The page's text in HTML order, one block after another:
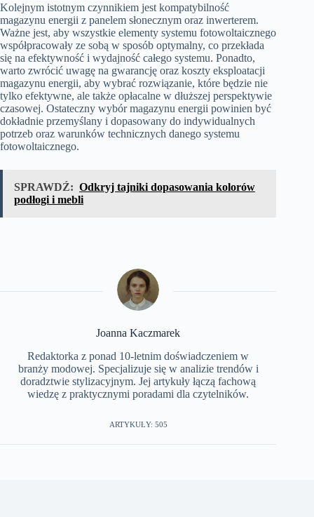
Kolejnym istotnym czynnikiem jest kompatybilność
magazynu energii z panelem słonecznym oraz inwerterem.
Ważne jest, aby wszystkie elementy systemu fotowoltaicznego
współpracowały ze sobą w sposób optymalny, co przekłada
się na efektywność i wydajność całego systemu. Ponadto,
warto zwrócić uwagę na gwarancję oraz koszty eksploatacji
magazynu energii, aby wybrać rozwiązanie, które będzie nie
tylko efektywne, ale także opłacalne w dłuższej perspektywie
czasowej. Ostateczny wybór magazynu energii powinien być
dokładnie przemyślany i dopasowany do indywidualnych
potrzeb oraz warunków technicznych danego systemu
fotowoltaicznego.
SPRAWDŹ: Odkryj tajniki dopasowania kolorów
podłogi i mebli
Joanna Kaczmarek
Redaktorka z ponad 10-letnim doświadczeniem w
branży modowej. Specjalizuje się w analizie trendów i
doradztwie stylizacyjnym. Jej artykuły łączą fachową
wiedzę z praktycznymi poradami dla czytelników.
ARTYKUŁY: 505